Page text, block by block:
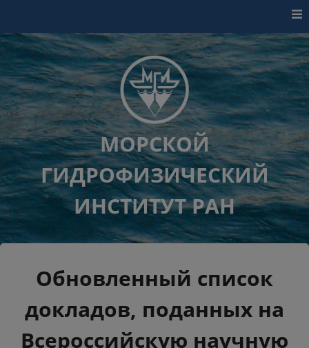
МОРСКОЙ
ГИДРОФИЗИЧЕСКИЙ
ИНСТИТУТ РАН
Обновленный список
докладов, поданных на
Всероссийскую научную